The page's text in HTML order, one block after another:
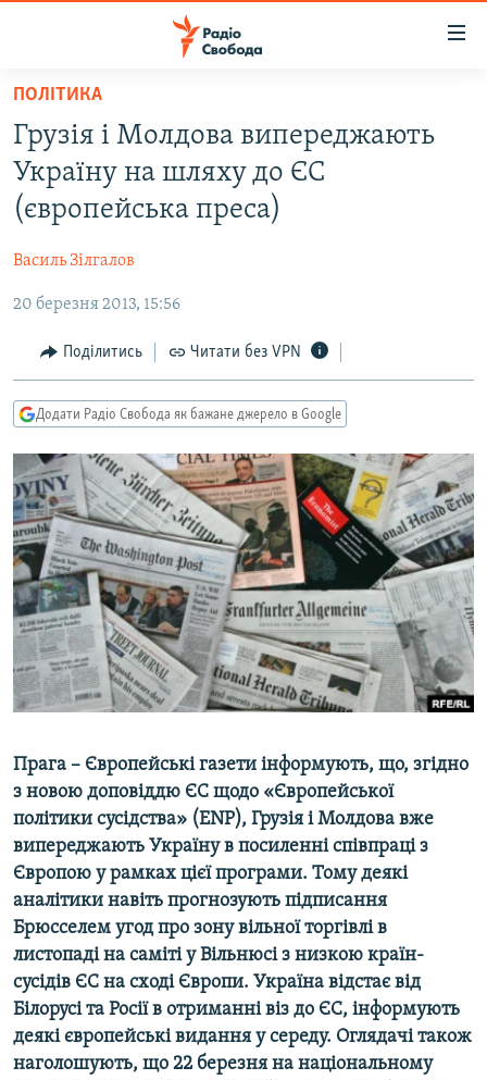
Перейти
основного
матеріалу
Перейти
до
основної
Перейти
пошуку
ВСЕ ЗА ДОБУ
СТАТТІ
СУСПІЛЬСТВО
КУЛЬТУРА
УКРАЇНА
СВІТ
РОСІЙСЬКА «ФІЛЬТРАЦІЯ»
ДОНБАС.РЕАЛІЇ
КРИМ.РЕАЛІЇ
СХЕМИ
КИТАЙ.ВИКЛИКИ
МУЛЬТИМЕДІА
ФОТО
СПЕЦПРОЄКТИ
ПОДКАСТИ
КРИМ РЕАЛІЇ
РУС
УКР
КТАТ
ДОЛУЧАЙСЯ!
Усі сайти RFE/RL
ПОЛІТИКА
Грузія і Молдова випереджають
Україну на шляху до ЄС
(європейська преса)
Василь Зілгалов
20 березня 2013, 15:56
Поділитись Читати без VPN
Додати Радіо Свобода як бажане джерело в Google
Прага – Європейські газети інформують, що, згідно
з новою доповіддю ЄС щодо «Європейської
політики сусідства» (ENP), Грузія і Молдова вже
випереджають Україну в посиленні співпраці з
Європою у рамках цієї програми. Тому деякі
аналітики навіть прогнозують підписання
Брюсселем угод про зону вільної торгівлі в
листопаді на саміті у Вільнюсі з низкою країн-
сусідів ЄС на сході Європи. Україна відстає від
Білорусі та Росії в отриманні віз до ЄС, інформують
деякі європейські видання у середу. Оглядачі також
наголошують, що 22 березня на національному